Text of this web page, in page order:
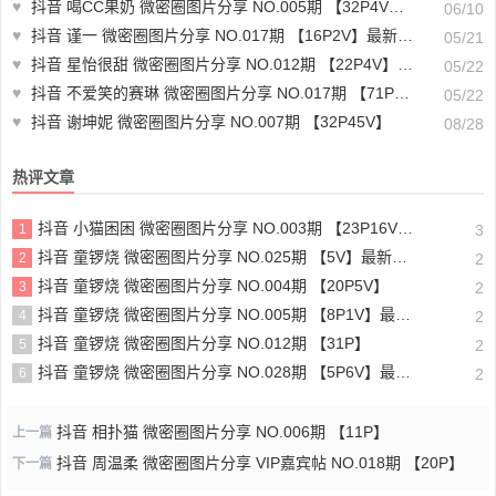
♥ 抖音 喝CC果奶 微密圈图片分享 NO.005期 【32P4V】最新至：2024.6.10
06/10
♥ 抖音 谨一 微密圈图片分享 NO.017期 【16P2V】最新至：2023.7.2
05/21
♥ 抖音 星怡很甜 微密圈图片分享 NO.012期 【22P4V】最新至：2024.1.11
05/22
♥ 抖音 不爱笑的赛琳 微密圈图片分享 NO.017期 【71P11V】
05/22
♥ 抖音 谢坤妮 微密圈图片分享 NO.007期 【32P45V】 08/28
热评文章
1 抖音 小猫困困 微密圈图片分享 NO.003期 【23P16V】最新至：2025.1.23 3
2 抖音 童锣烧 微密圈图片分享 NO.025期 【5V】最新至：2025.3.12 2
3 抖音 童锣烧 微密圈图片分享 NO.004期 【20P5V】 2
4 抖音 童锣烧 微密圈图片分享 NO.005期 【8P1V】最新至：2023.6.11 2
5 抖音 童锣烧 微密圈图片分享 NO.012期 【31P】 2
6 抖音 童锣烧 微密圈图片分享 NO.028期 【5P6V】最新至：2025.4.9 2
上一篇 抖音 相扑猫 微密圈图片分享 NO.006期 【11P】
下一篇 抖音 周温柔 微密圈图片分享 VIP嘉宾帖 NO.018期 【20P】